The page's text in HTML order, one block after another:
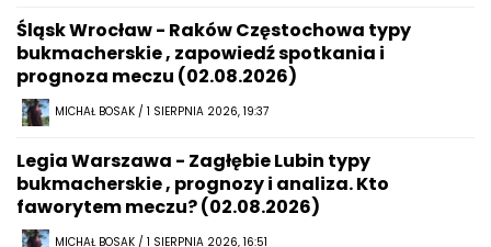
Śląsk Wrocław - Raków Częstochowa typy
bukmacherskie , zapowiedź spotkania i
prognoza meczu (02.08.2026)
MICHAŁ BOSAK / 1 SIERPNIA 2026, 19:37
Legia Warszawa - Zagłębie Lubin typy
bukmacherskie , prognozy i analiza. Kto
faworytem meczu? (02.08.2026)
MICHAŁ BOSAK / 1 SIERPNIA 2026, 16:51